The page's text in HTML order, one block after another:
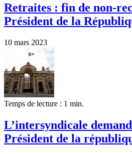
Retraites : fin de non-
Président de la
10 mars 2023
Temps de lecture : 1 min.
L’intersyndicale
Président de la